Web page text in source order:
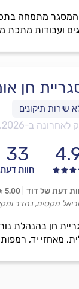
מתמחה
ועבודות מתכת
חן
לאחרונה ב-
33
חוות דעת
חן בהנהלת
מאחזי יד,
דעת של דוד 5.00
מקסים, נהדר